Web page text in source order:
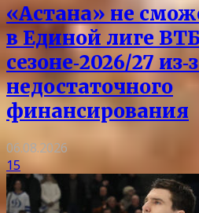
«Астана» не
в Единой лиге
сезоне‑2026/27
недостаточного
финансирования
06.08.2026
15